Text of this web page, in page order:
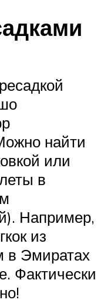
найти
или
в
Например,
из
в Эмиратах
Фактически